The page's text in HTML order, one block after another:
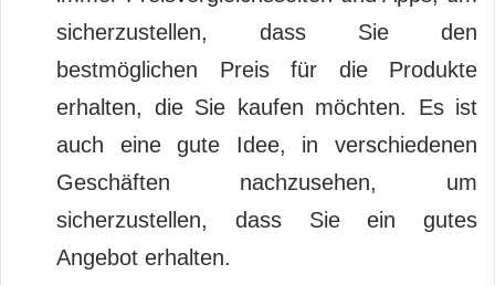
sicherzustellen, dass Sie den
bestmöglichen Preis für die Produkte
erhalten, die Sie kaufen möchten. Es ist
auch eine gute Idee, in verschiedenen
Geschäften nachzusehen, um
sicherzustellen, dass Sie ein gutes
Angebot erhalten.